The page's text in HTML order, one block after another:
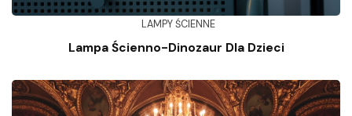
LAMPY ŚCIENNE
Lampa Ścienno-Dinozaur Dla Dzieci